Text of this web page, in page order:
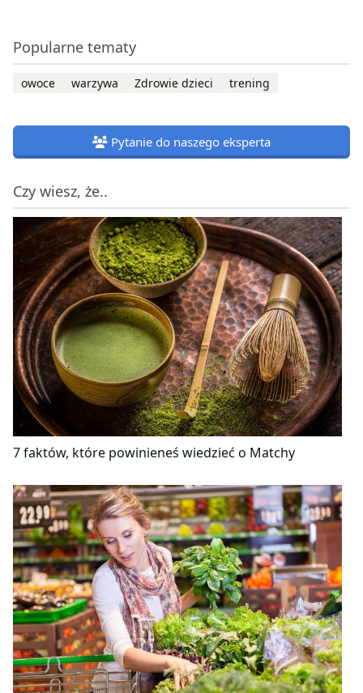
Popularne tematy
owoce warzywa Zdrowie dzieci trening
Pytanie do naszego eksperta
Czy wiesz, że..
7 faktów, które powinieneś wiedzieć o Matchy